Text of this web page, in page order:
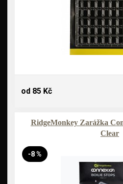
od 85 Kč
RidgeMonkey Zarážka
Clear
-8 %